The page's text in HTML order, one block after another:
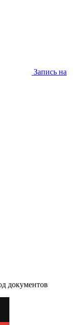
Запись на
документов